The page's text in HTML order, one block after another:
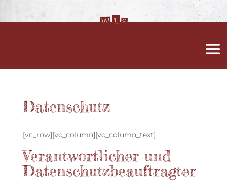
Datenschutz
[vc_row][vc_column][vc_column_text]
Verantwortlicher und
Datenschutzbeauftragter